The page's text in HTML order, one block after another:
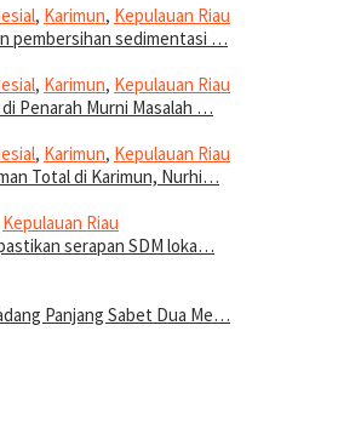
, Karimun, Kepulauan Riau
pembersihan sedimentasi …
, Karimun, Kepulauan Riau
Penarah Murni Masalah …
, Karimun, Kepulauan Riau
Total di Karimun, Nurhi…
Kepulauan Riau
serapan SDM loka…
Panjang Sabet Dua Me…